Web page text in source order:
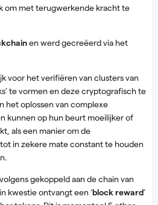
om met terugwerkende kracht te
en werd gecreëerd via het
voor het verifiëren van clusters van
te vormen en deze cryptografisch te
het oplossen van complexe
kunnen op hun beurt moeilijker of
als een manier om de
in zekere mate constant te houden
gekoppeld aan de chain van
kwestie ontvangt een ‘block reward’